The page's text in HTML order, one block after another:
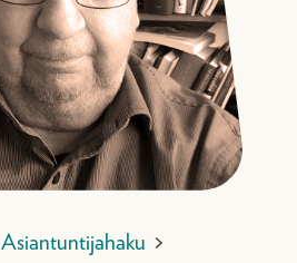
Asiantuntijahaku >